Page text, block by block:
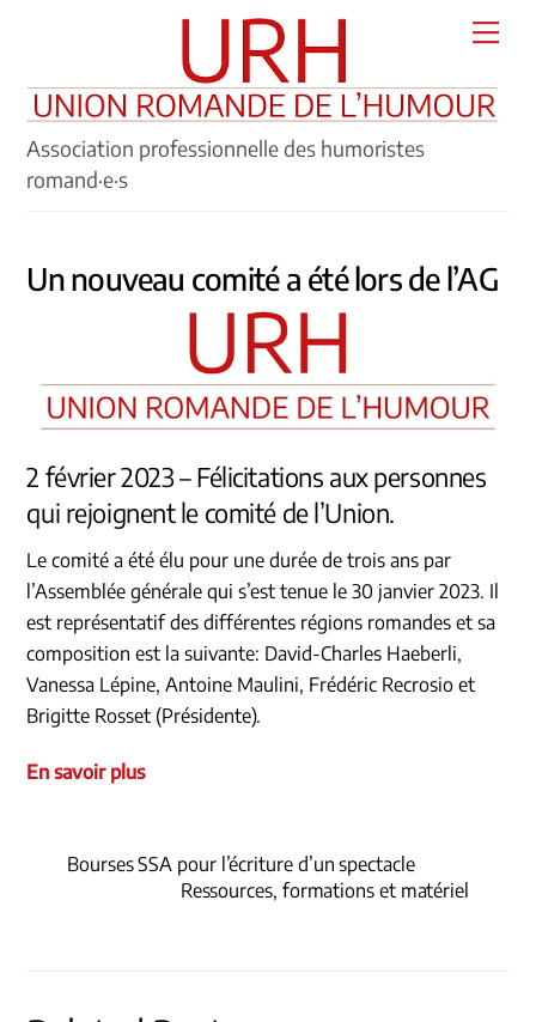
Association professionnelle des humoristes
romand·e·s
Un nouveau comité a été lors de l’AG
2 février 2023 – Félicitations aux personnes
qui rejoignent le comité de l’Union.
Le comité a été élu pour une durée de trois ans par
l’Assemblée générale qui s’est tenue le 30 janvier 2023. Il
est représentatif des différentes régions romandes et sa
composition est la suivante: David-Charles Haeberli,
Vanessa Lépine, Antoine Maulini, Frédéric Recrosio et
Brigitte Rosset (Présidente).
En savoir plus
Bourses SSA pour l’écriture d’un spectacle
Ressources, formations et matériel